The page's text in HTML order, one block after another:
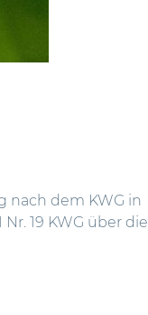
nach dem KWG in
19 KWG über die